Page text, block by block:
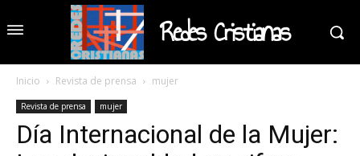
Redes Cristianas
Inicio Revista de prensa mujer
Revista de prensa mujer
Día Internacional de la Mujer: